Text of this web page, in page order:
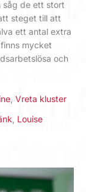
såg de ett stort
steget till att
ett antal extra
mycket
och
Vreta kluster
Louise